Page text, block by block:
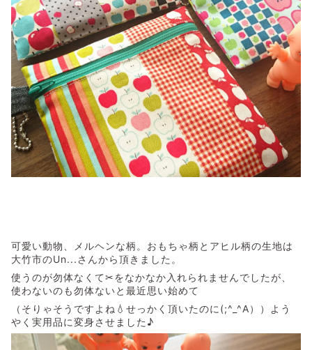
可愛い動物、メルヘンな柄。おもちゃ柄とアヒル柄の生地は
大竹市のUn...さんから頂きました。
使うのが勿体なくて✂をなかなか入れられませんでしたが、
使わないのも勿体ないと最近思い始めて
（そりゃそうですよね💧せっかく頂いたのに(;^_^A））よう
やく実用品に変身させました♪